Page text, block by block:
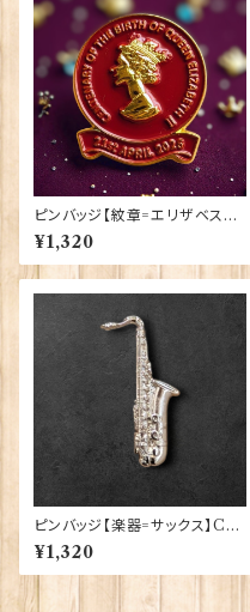
ピンバッジ【紋章=エリザベス女
王陛下生誕100周年】Traditio
n 90040-QU100
¥1,320
ピンバッジ【楽器=サックス】Cad
ogan 90040-XJKB09-22
¥1,320